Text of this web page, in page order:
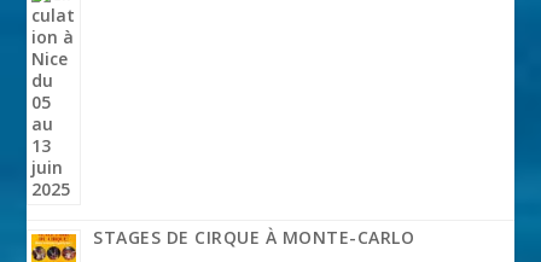
STAGES DE CIRQUE À MONTE-CARLO